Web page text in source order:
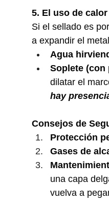
5. El uso de
Si el sellado es
a expandir el
Agua
Soplete (con
dilatar el
hay
Consejos de
Protección
Gases de
una capa
vuelva a